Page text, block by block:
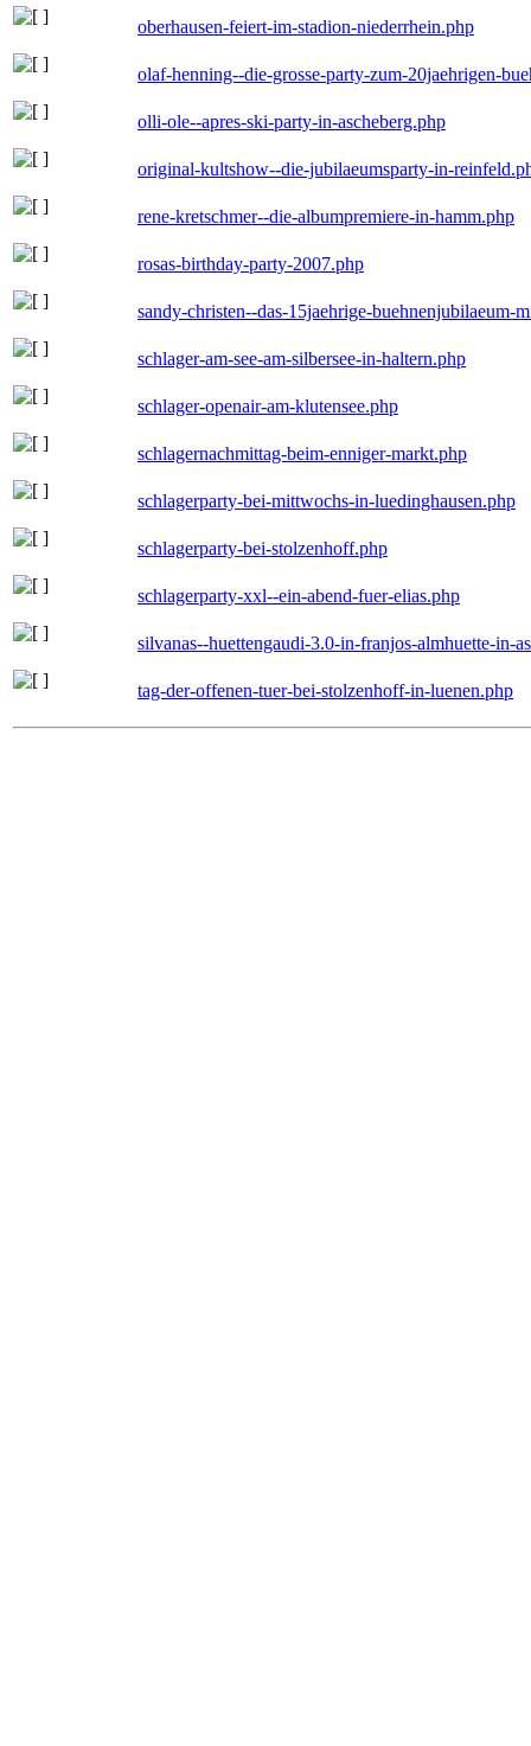
oberhausen-feiert-im-stadion-niederrhein.php
olaf-henning--die-grosse-party-zum-20jaehrigen-
olli-ole--apres-ski-party-in-ascheberg.php
original-kultshow--die-jubilaeumsparty-in-
rene-kretschmer--die-albumpremiere-in-hamm.php
rosas-birthday-party-2007.php
sandy-christen--das-15jaehrige-buehnenjubilaeum-
schlager-am-see-am-silbersee-in-haltern.php
schlager-openair-am-klutensee.php
schlagernachmittag-beim-enniger-markt.php
schlagerparty-bei-mittwochs-in-luedinghausen.php
schlagerparty-bei-stolzenhoff.php
schlagerparty-xxl--ein-abend-fuer-elias.php
silvanas--huettengaudi-3.0-in-franjos-almhuette-in-
tag-der-offenen-tuer-bei-stolzenhoff-in-luenen.php